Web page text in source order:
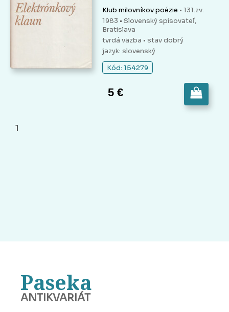
Klub milovníkov poézie • 131.zv.
1983 • Slovenský spisovateľ,
Bratislava
tvrdá väzba • stav dobrý
jazyk: slovenský
Kód: 154279
5 €
1
Paseka
ANTIKVARIÁT